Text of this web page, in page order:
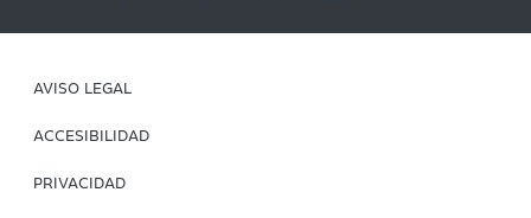
AVISO LEGAL
ACCESIBILIDAD
PRIVACIDAD